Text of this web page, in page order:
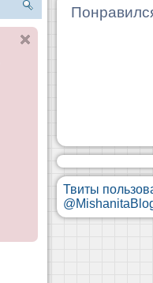
ск
Твиты